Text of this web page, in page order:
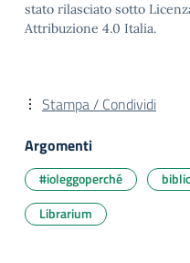
stato rilasciato sotto
Attribuzione 4.0 Italia.
Stampa / Condividi
Argomenti
#ioleggoperché
Librarium